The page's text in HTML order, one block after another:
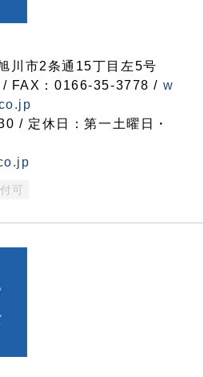
市2条通15丁目左5号
FAX：0166-35-3778 / w
/ 定休日：第一土曜日・
可